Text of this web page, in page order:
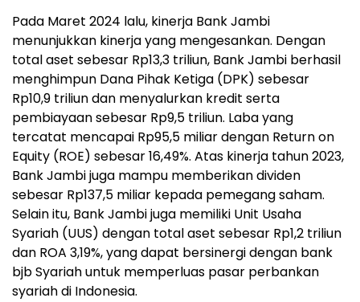
Pada Maret 2024 lalu, kinerja Bank Jambi
menunjukkan kinerja yang mengesankan. Dengan
total aset sebesar Rp13,3 triliun, Bank Jambi berhasil
menghimpun Dana Pihak Ketiga (DPK) sebesar
Rp10,9 triliun dan menyalurkan kredit serta
pembiayaan sebesar Rp9,5 triliun. Laba yang
tercatat mencapai Rp95,5 miliar dengan Return on
Equity (ROE) sebesar 16,49%. Atas kinerja tahun 2023,
Bank Jambi juga mampu memberikan dividen
sebesar Rp137,5 miliar kepada pemegang saham.
Selain itu, Bank Jambi juga memiliki Unit Usaha
Syariah (UUS) dengan total aset sebesar Rp1,2 triliun
dan ROA 3,19%, yang dapat bersinergi dengan bank
bjb Syariah untuk memperluas pasar perbankan
syariah di Indonesia.